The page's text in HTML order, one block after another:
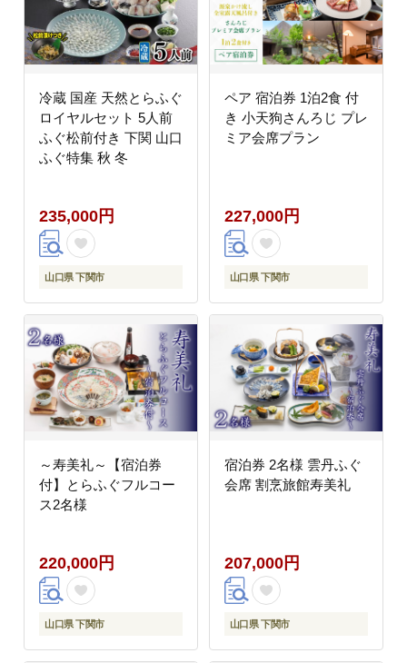
冷蔵 国産 天然とらふぐ
ロイヤルセット 5人前
ふぐ松前付き 下関 山口
ふぐ特集 秋 冬
235,000円
山口県 下関市
ペア 宿泊券 1泊2食 付
き 小天狗さんろじ プレ
ミア会席プラン
227,000円
山口県 下関市
～寿美礼～【宿泊券
付】とらふぐフルコー
ス2名様
220,000円
山口県 下関市
宿泊券 2名様 雲丹ふぐ
会席 割烹旅館寿美礼
207,000円
山口県 下関市